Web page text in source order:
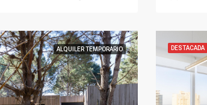
ALQUILER TEMPORARIO DESTACADA